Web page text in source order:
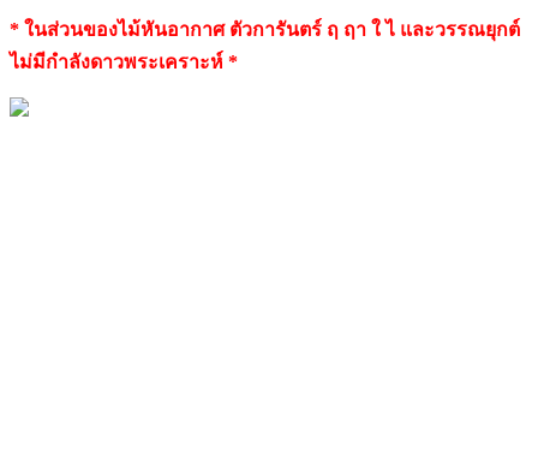
* ในส่วนของไม้หันอากาศ ตัวการันตร์ ฤ ฤา ใ ไ และวรรณยุกต์
ไม่มีกำลังดาวพระเคราะห์ *